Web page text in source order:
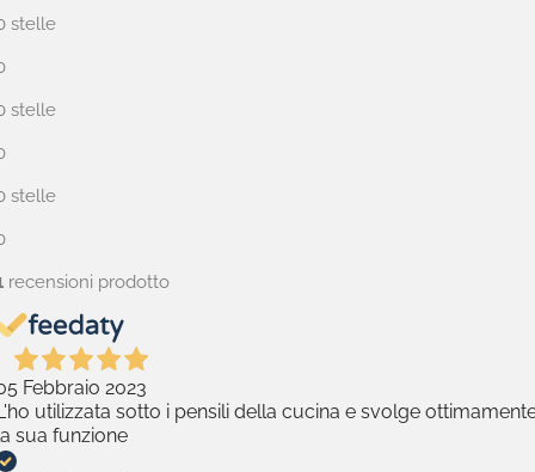
stelle
stelle
stelle
recensioni prodotto
Febbraio 2023
utilizzata sotto i pensili della cucina e svolge
sua funzione